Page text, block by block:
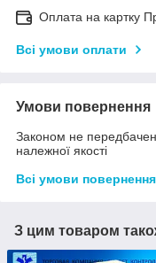
Оплата на картку
Всі умови оплати
Умови повернення
Законом не
належної якості
Всі умови повернення
З цим товаром